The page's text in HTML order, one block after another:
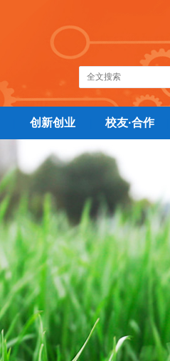
创新创业 校友·合作